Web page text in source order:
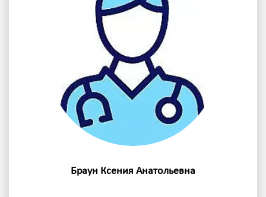
Браун Ксения Анатольевна